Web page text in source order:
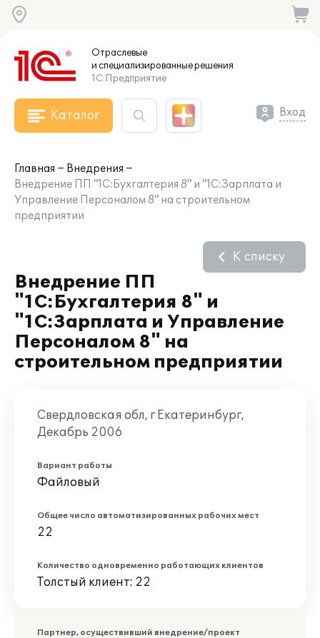
Отраслевые
и специализированныерешения
1С:Предприятие
Каталог Вход
Главная
Внедрения
Внедрение ПП "1С:Бухгалтерия 8" и "1С:Зарплата и
Управление Персоналом 8" на строительном
предприятии
Внедрение ПП
"1С:Бухгалтерия 8" и
"1С:Зарплата и Управление
Персоналом 8" на
строительном предприятии
К списку
Свердловская обл, г Екатеринбург,
Декабрь 2006
Вариант работы
Файловый
Общее число автоматизированных рабочих мест
22
Количество одновременно работающих клиентов
Толстый клиент: 22
Партнер, осуществивший внедрение/проект